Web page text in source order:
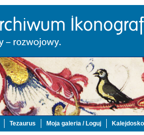
Tezaurus Moja galeria / Loguj